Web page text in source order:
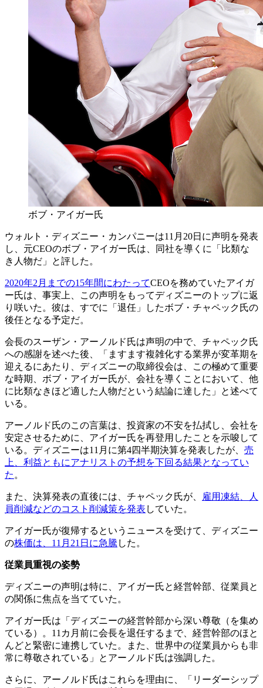
ボブ・アイガー氏
ウォルト・ディズニー・カンパニーは11月20日に声明を発表
し、元CEOのボブ・アイガー氏は、同社を導くに「比類な
き人物だ」と評した。
2020年2月までの15年間にわたってCEOを務めていたアイガ
ー氏は、事実上、この声明をもってディズニーのトップに返
り咲いた。彼は、すでに「退任」したボブ・チャペック氏の
後任となる予定だ。
会長のスーザン・アーノルド氏は声明の中で、チャペック氏
への感謝を述べた後、「ますます複雑化する業界が変革期を
迎えるにあたり、ディズニーの取締役会は、この極めて重要
な時期、ボブ・アイガー氏が、会社を導くことにおいて、他
に比類なきほど適した人物だという結論に達した」と述べて
いる。
アーノルド氏のこの言葉は、投資家の不安を払拭し、会社を
安定させるために、アイガー氏を再登用したことを示唆して
いる。ディズニーは11月に第4四半期決算を発表したが、 売
上、利益ともにアナリストの予想を下回る結果となってい
た。
また、決算発表の直後には、チャペック氏が、
雇用凍結、人
員削減などのコスト削減策を発表 していた。
アイガー氏が復帰するというニュースを受けて、ディズニー
の株価は、11月21日に急騰 した。
従業員重視の姿勢
ディズニーの声明は特に、アイガー氏と経営幹部、従業員と
の関係に焦点を当てていた。
アイガー氏は「ディズニーの経営幹部から深い尊敬（を集め
ている）。11カ月前に会長を退任するまで、経営幹部のほと
んどと緊密に連携していた。また、世界中の従業員からも非
常に尊敬されている」とアーノルド氏は強調した。
さらに、アーノルド氏はこれらを理由に、「リーダーシップ